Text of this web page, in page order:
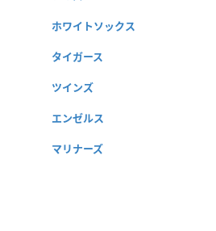
ホワイトソックス
タイガース
ツインズ
エンゼルス
マリナーズ